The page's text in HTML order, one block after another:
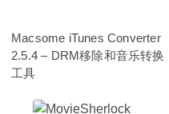
Macsome iTunes Converter
2.5.4 – DRM移除和音乐转换
工具